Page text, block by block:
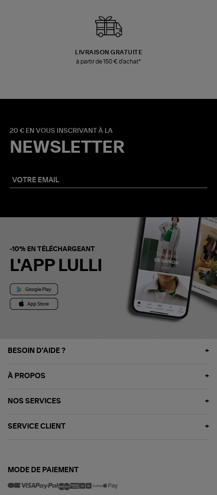
LIVRAISON GRATUITE
à partir de 150 € d'achat*
20 € EN VOUS INSCRIVANT À LA
NEWSLETTER
-10% EN TÉLÉCHARGEANT
L'APP LULLI
BESOIN D'AIDE ?
À PROPOS
NOS SERVICES
SERVICE CLIENT
MODE DE PAIEMENT